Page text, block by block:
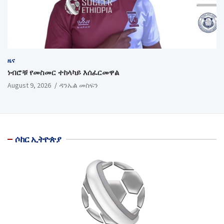
ዜና
ነብሮቹ የመስመር ተከላካይ እሰፈርመዋል
August 9, 2026 ዳንኤል መስፍን
ሶከር ኢትዮጵያ